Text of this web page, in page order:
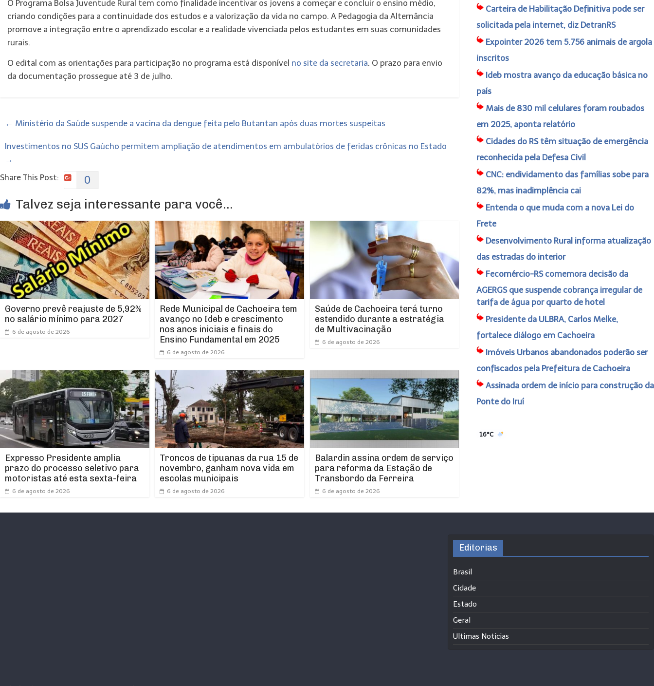
O Programa Bolsa Juventude Rural tem como finalidade incentivar os jovens a começar e concluir o ensino médio,
criando condições para a continuidade dos estudos e a valorização da vida no campo. A Pedagogia da Alternância
promove a integração entre o aprendizado escolar e a realidade vivenciada pelos estudantes em suas comunidades
rurais.
O edital com as orientações para participação no programa está disponível no site da secretaria. O prazo para envio
da documentação prossegue até 3 de julho.
← Ministério da Saúde suspende a vacina da dengue feita pelo Butantan após duas mortes suspeitas
Investimentos no SUS Gaúcho permitem ampliação de atendimentos em ambulatórios de feridas crônicas no Estado
→
Share This Post:
0
Talvez seja interessante para você...
Governo prevê reajuste de 5,92%
no salário mínimo para 2027
6 de agosto de 2026
Rede Municipal de Cachoeira tem
avanço no Ideb e crescimento
nos anos iniciais e finais do
Ensino Fundamental em 2025
6 de agosto de 2026
Saúde de Cachoeira terá turno
estendido durante a estratégia
de Multivacinação
6 de agosto de 2026
Expresso Presidente amplia
prazo do processo seletivo para
motoristas até esta sexta-feira
6 de agosto de 2026
Troncos de tipuanas da rua 15 de
novembro, ganham nova vida em
escolas municipais
6 de agosto de 2026
Balardin assina ordem de serviço
para reforma da Estação de
Transbordo da Ferreira
6 de agosto de 2026
Carteira de Habilitação Definitiva pode ser
solicitada pela internet, diz DetranRS
Expointer 2026 tem 5.756 animais de argola
inscritos
Ideb mostra avanço da educação básica no
país
Mais de 830 mil celulares foram roubados
em 2025, aponta relatório
Cidades do RS têm situação de emergência
reconhecida pela Defesa Civil
CNC: endividamento das famílias sobe para
82%, mas inadimplência cai
Entenda o que muda com a nova Lei do
Frete
Desenvolvimento Rural informa atualização
das estradas do interior
Fecomércio-RS comemora decisão da
AGERGS que suspende cobrança irregular de
tarifa de água por quarto de hotel
Presidente da ULBRA, Carlos Melke,
fortalece diálogo em Cachoeira
Imóveis Urbanos abandonados poderão ser
confiscados pela Prefeitura de Cachoeira
Assinada ordem de início para construção da
Ponte do Iruí
16°C
Editorias
Brasil
Cidade
Estado
Geral
Ultimas Noticias